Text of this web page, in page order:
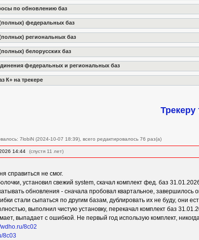
по обновлению баз
федеральных баз
региональных баз
белорусских баз
федеральных и региональных баз
К+ на трекере
7lobiN (2024-10-07 18:39), всего редактировалось 76 раз(а)
14:44 (спустя 11 лет)
справиться не смог.
установил свежий system, скачал комплект фед. баз
обновления - сначала пробовал квартальное,
стали сыпаться по другим базам, дублировать их не буду, они
выполнил чистую установку, перекачал комплект баз
выпадает с ошибкой. Не первый год использую комплект,
wdho.ru/8c02
8c03